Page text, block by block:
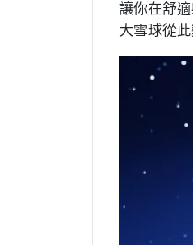
讓你在舒
大雪球從此